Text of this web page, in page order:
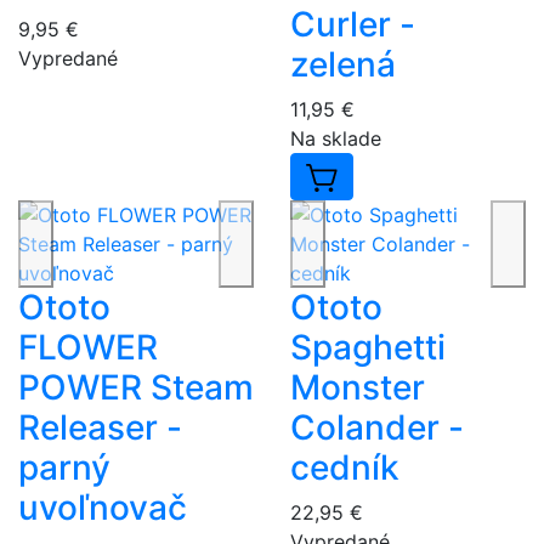
9,95 €
Vypredané
Curler -
zelená
11,95 €
Na sklade
Ototo
FLOWER
POWER Steam
Releaser -
parný
uvoľnovač
Ototo
Spaghetti
Monster
Colander -
cedník
22,95 €